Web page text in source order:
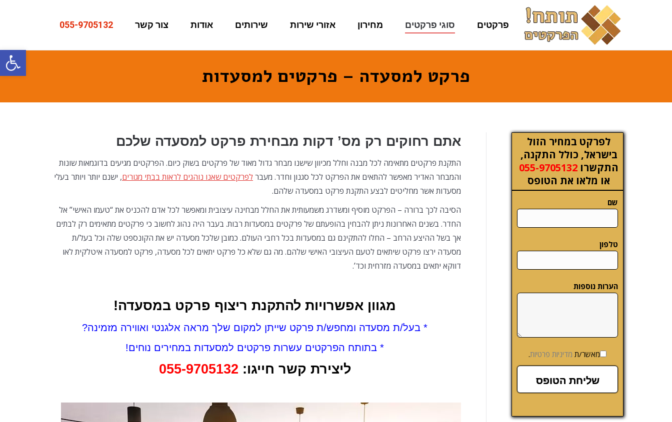
פתח
פרקטים סוגי פרקטים מחירון אזורי שירות שירותים אודות צור קשר 055-9705132
פרקט למסעדה – פרקטים למסעדות
אתם רחוקים רק מס’ דקות מבחירת פרקט למסעדה שלכם
התקנת פרקטים מתאימה לכל מבנה וחלל מכיוון שישנו מבחר גדול מאוד של פרקטים בשוק כיום. הפרקטים מגיעים בדוגמאות שונות
והמבחר האדיר מאפשר להתאים את הפרקט לכל סגנון וחדר. מעברלפרקטים שאנו נוהגים לראות בבתי מגורים, ישנם יותר ויותר בעלי
מסעדות אשר מחליטים לבצע התקנת פרקט במסעדה שלהם.
הסיבה לכך ברורה – הפרקט מוסיף ומשדרג משמעותית את החלל מבחינה עיצובית ומאפשר לכל אדם להכניס את “טעמו האישי” אל
החדר. בשנים האחרונות ניתן להבחין בהופעתם של פרקטים במסעדות רבות. בעבר היה נהוג לחשוב כי פרקטים מתאימים רק לבתים
אך בשל ההיצע הרחב – החלו להתקינם גם במסעדות בכל רחבי העולם. כמובן שלכל מסעדה יש את הקונספט שלה וכל בעל/ת
מסעדה ירצו פרקט שיתאים לטעם העיצובי האישי שלהם. מה גם שלא כל פרקט יתאים לכל מסעדה, פרקט למסעדה איטלקית לאו
דווקא יתאים במסעדה מזרחית וכד’.
מגוון אפשרויות להתקנת ריצוף פרקט במסעדה!
* בעל/ת מסעדה ומחפש/ת פרקט שייתן למקום שלך מראה אלגנטי ואווירה מזמינה?
* בתותח הפרקטים עשרות פרקטים למסעדות במחירים נוחים!
ליצירת קשר חייגו: 055-9705132
לפרקט במחיר הזול
בישראל, כולל התקנה,
התקשרו 055-9705132
או מלאו את הטופס
שם
טלפון
הערות נוספות
מאשר/ת מדיניות פרטיות.